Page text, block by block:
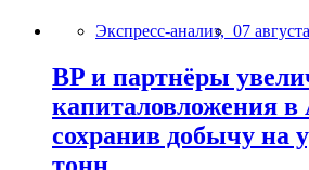
Экспресс-анализ, 07
BP и партнёры
капиталовложения
сохранив добычу на
тонн